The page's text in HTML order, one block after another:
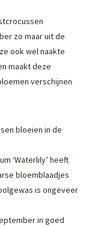
zo maar uit de
ook wel naakte
maakt deze
verschijnen
bloeien in de
‘Waterlily’ heeft
bloemblaadjes
is ongeveer
in goed